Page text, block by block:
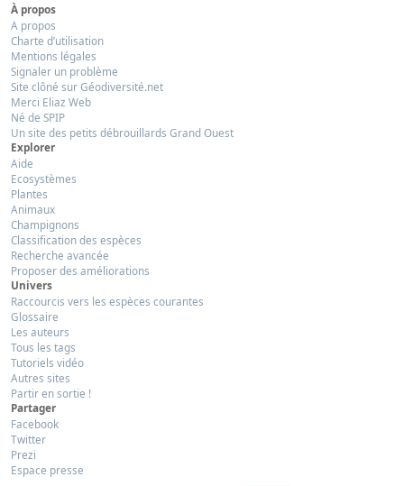
À propos
A propos
Charte d’utilisation
Mentions légales
Signaler un problème
Site clôné sur Géodiversité.net
Merci Eliaz Web
Né de SPIP
Un site des petits débrouillards Grand Ouest
Explorer
Aide
Ecosystèmes
Plantes
Animaux
Champignons
Classification des espèces
Recherche avancée
Proposer des améliorations
Univers
Raccourcis vers les espèces courantes
Glossaire
Les auteurs
Tous les tags
Tutoriels vidéo
Autres sites
Partir en sortie !
Partager
Facebook
Twitter
Prezi
Espace presse